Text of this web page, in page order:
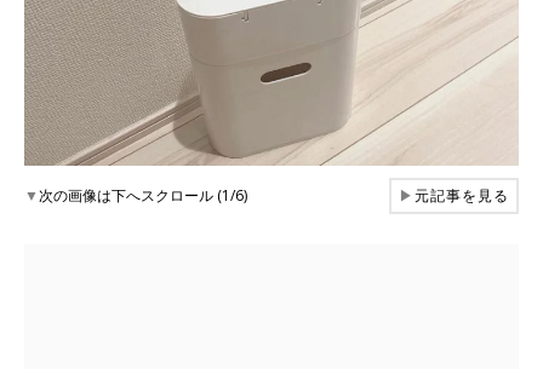
▼次の画像は下へスクロール (1/6) ▶元記事を見る